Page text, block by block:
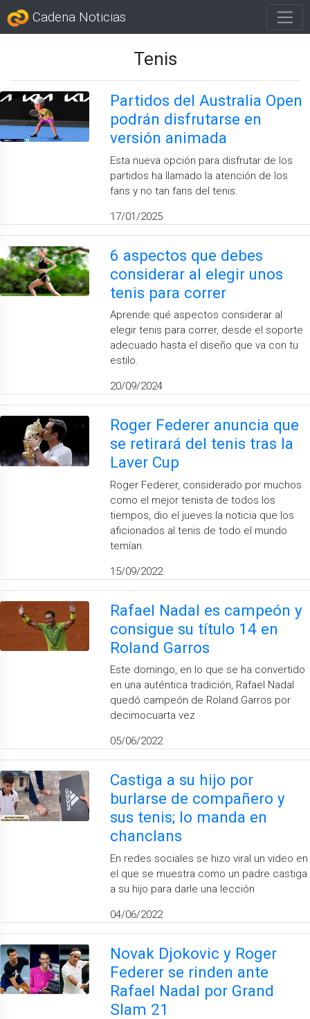
Cadena Noticias
Tenis
Partidos del Australia Open
podrán disfrutarse en
versión animada
Esta nueva opción para disfrutar de los
partidos ha llamado la atención de los
fans y no tan fans del tenis.
17/01/2025
6 aspectos que debes
considerar al elegir unos
tenis para correr
Aprende qué aspectos considerar al
elegir tenis para correr, desde el soporte
adecuado hasta el diseño que va con tu
estilo.
20/09/2024
Roger Federer anuncia que
se retirará del tenis tras la
Laver Cup
Roger Federer, considerado por muchos
como el mejor tenista de todos los
tiempos, dio el jueves la noticia que los
aficionados al tenis de todo el mundo
temían.
15/09/2022
Rafael Nadal es campeón y
consigue su título 14 en
Roland Garros
Este domingo, en lo que se ha convertido
en una auténtica tradición, Rafael Nadal
quedó campeón de Roland Garros por
decimocuarta vez
05/06/2022
Castiga a su hijo por
burlarse de compañero y
sus tenis; lo manda en
chanclans
En redes sociales se hizo viral un video en
el que se muestra como un padre castiga
a su hijo para darle una lección
04/06/2022
Novak Djokovic y Roger
Federer se rinden ante
Rafael Nadal por Grand
Slam 21